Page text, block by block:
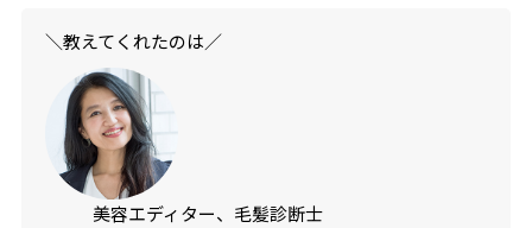
＼教えてくれたのは／
美容エディター、毛髪診断士